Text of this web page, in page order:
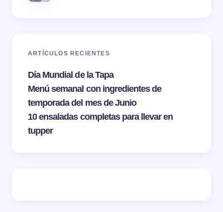
ARTÍCULOS RECIENTES
Día Mundial de la Tapa
Menú semanal con ingredientes de
temporada del mes de Junio
10 ensaladas completas para llevar en
tupper